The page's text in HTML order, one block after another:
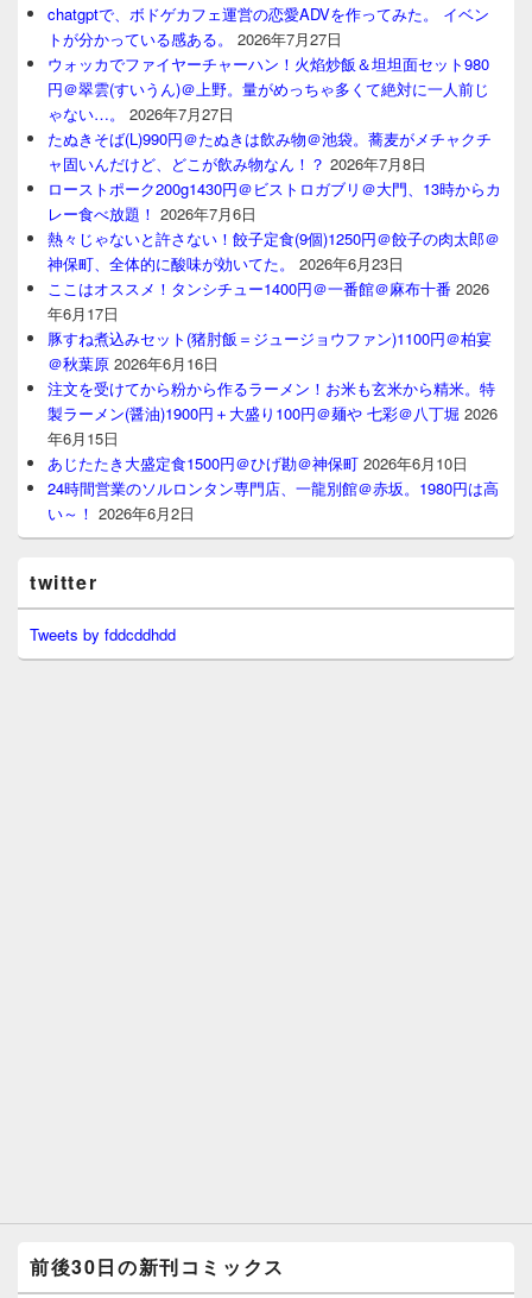
chatgptで、ボドゲカフェ運営の恋愛ADVを作ってみた。 イベン
トが分かっている感ある。
2026年7月27日
ウォッカでファイヤーチャーハン！火焰炒飯＆坦坦面セット980
円＠翠雲(すいうん)＠上野。量がめっちゃ多くて絶対に一人前じ
ゃない…。
2026年7月27日
たぬきそば(L)990円＠たぬきは飲み物＠池袋。蕎麦がメチャクチ
ャ固いんだけど、どこが飲み物なん！？ 2026年7月8日
ローストポーク200g1430円＠ビストロガブリ＠大門、13時からカ
レー食べ放題！ 2026年7月6日
熱々じゃないと許さない！餃子定食(9個)1250円＠餃子の肉太郎＠
神保町、全体的に酸味が効いてた。
2026年6月23日
ここはオススメ！タンシチュー1400円＠一番館＠麻布十番 2026
年6月17日
豚すね煮込みセット(猪肘飯＝ジュージョウファン)1100円＠柏宴
＠秋葉原 2026年6月16日
注文を受けてから粉から作るラーメン！お米も玄米から精米。特
製ラーメン(醤油)1900円＋大盛り100円＠麺や 七彩＠八丁堀 2026
年6月15日
あじたたき大盛定食1500円＠ひげ勘＠神保町 2026年6月10日
24時間営業のソルロンタン専門店、一龍別館＠赤坂。1980円は高
い～！ 2026年6月2日
twitter
Tweets by fddcddhdd
前後30日の新刊コミックス